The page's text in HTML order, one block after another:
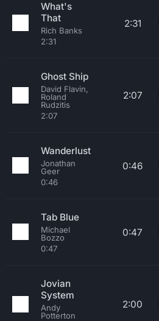
What's
That
Rich Banks
2:31
2:31
Ghost Ship
David Flavin,
Roland
Rudzitis
2:07
2:07
Wanderlust
Jonathan
Geer
0:46
0:46
Tab Blue
Michael
Bozzo
0:47
0:47
Jovian
System
Andy
Potterton
2:00